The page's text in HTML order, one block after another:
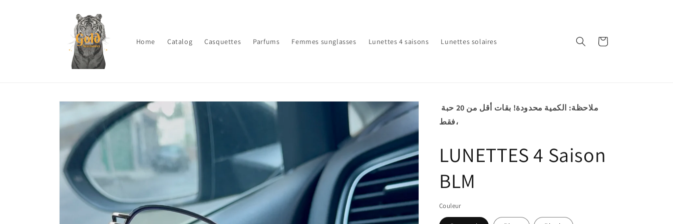
Home Catalog Casquettes Parfums Femmes sunglasses Lunettes 4 saisons Lunettes solaires Cart
Skip to
information
فقط،
LUNETTES 4 Saison
BLM
Couleur